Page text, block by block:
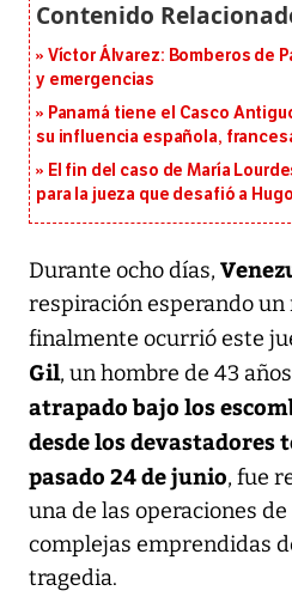
Víctor Álvarez: Bomberos de
y emergencias
Panamá tiene el Casco
su influencia española,
El fin del caso de María
para la jueza que desafió a
Durante ocho días,
respiración esperando
finalmente ocurrió este
Gil, un hombre de 43
atrapado bajo los
desde los devastadores
pasado 24 de junio, fue
una de las operaciones
complejas emprendidas
tragedia.